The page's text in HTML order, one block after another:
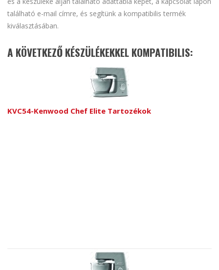
található e-mail címre, és segítünk a kompatibilis termék
kiválasztásában.
A KÖVETKEZŐ KÉSZÜLÉKEKKEL KOMPATIBILIS:
KVC54-Kenwood Chef Elite Tartozékok